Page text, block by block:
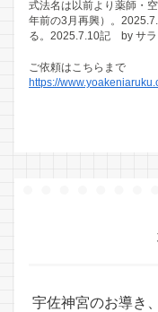
式法名は以前より薬師・
年前の3月再興）。
る。2025.7.10記 by サラ
ご依頼はこちらまで
https://
宇佐神宮のお導き